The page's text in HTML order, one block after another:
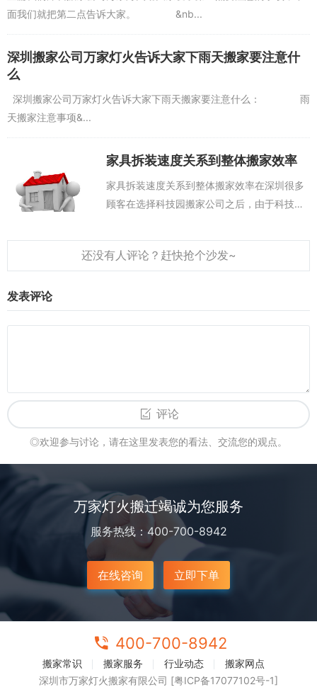
面我们就把第二点告诉大家。 &nb...
深圳搬家公司​万家灯火告诉大家下雨天搬家要注意什
么
深圳搬家公司万家灯火告诉大家下雨天搬家要注意什么： 雨
天搬家注意事项&...
家具拆装速度关系到整体搬家效率
家具拆装速度关系到整体搬家效率在深圳很多
顾客在选择科技园搬家公司之后，由于科技园
园搬家公司，导致整个搬家过程不顺利。如果
深圳搬家公司不能够在很短的时间内完成搬
发表评论
评论
◎欢迎参与讨论，请在这里发表您的看法、交流您的观点。
万家灯火搬迁竭诚为您服务
服务热线：400-700-8942
在线咨询 立即下单
400-700-8942
搬家常识 搬家服务 行业动态
搬家网点
深圳市万家灯火搬家有限公司 [粤ICP备17077102号-1]